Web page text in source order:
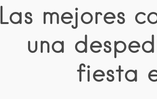
Las mejores
una
fiesta